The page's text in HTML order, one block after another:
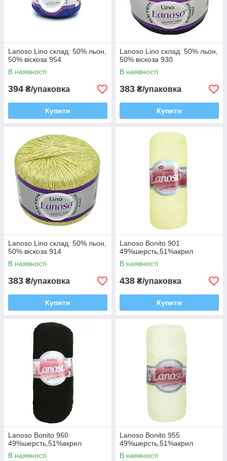
Lanoso Lino склад: 50% льон,
50% віскоза 954
В наявності
394 ₴/упаковка
Купити
Lanoso Lino склад: 50% льон,
50% віскоза 930
В наявності
383 ₴/упаковка
Купити
Lanoso Lino склад: 50% льон,
50% віскоза 914
В наявності
383 ₴/упаковка
Купити
Lanoso Bonito 901
49%шерсть,51%акрил
В наявності
438 ₴/упаковка
Купити
Lanoso Bonito 960
49%шерсть,51%акрил
В наявності
Lanoso Bonito 955
49%шерсть,51%акрил
В наявності